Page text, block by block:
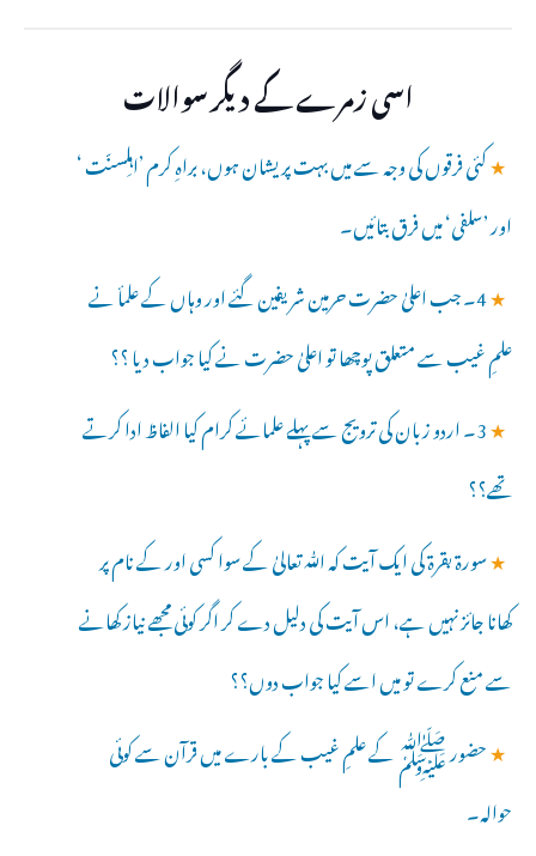
اسی زمرے کے دیگر سوالات
★کئی فرقوں کی وجہ سے میں بہت پریشان ہوں، براہِ کرم ’اہلِسنّت ‘
اور ’سلفی‘ میں فرق بتائیں۔
★ 4۔ جب اعلیٰ حضرت حرمین شریفین گئے اور وہاں کے علمأ نے
علمِ غیب سے متعلق پوچھا تو اعلیٰ حضرت نے کیا جواب دیا ؟؟
★ 3۔ اردو زبان کی ترویج سے پہلے علمائے کرام کیا الفاظ ادا کرتے
تھے؟؟
★سورۃ بقرۃ کی ایک آیت کہ ﷲ تعالیٰ کے سوا کسی اور کے نام پر
کھانا جائز نہیں ہے، اس آیت کی دلیل دے کر اگر کوئی مجھے نیاز کھانے
سے منع کرے تو میں اسے کیا جواب دوں؟؟
★حضور ﷺ کے علمِ غیب کے بارے میں قرآن سے کوئی
حوالہ۔